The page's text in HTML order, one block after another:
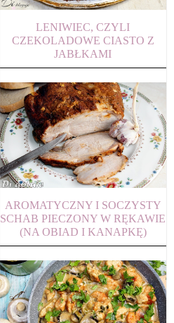
LENIWIEC, CZYLI
CZEKOLADOWE CIASTO Z
JABŁKAMI
AROMATYCZNY I SOCZYSTY
SCHAB PIECZONY W RĘKAWIE
(NA OBIAD I KANAPKĘ)